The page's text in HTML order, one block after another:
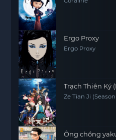
Ergo Proxy
Ergo Proxy
Trạch Thiên Ký
Ze Tian Ji
Ông chồng